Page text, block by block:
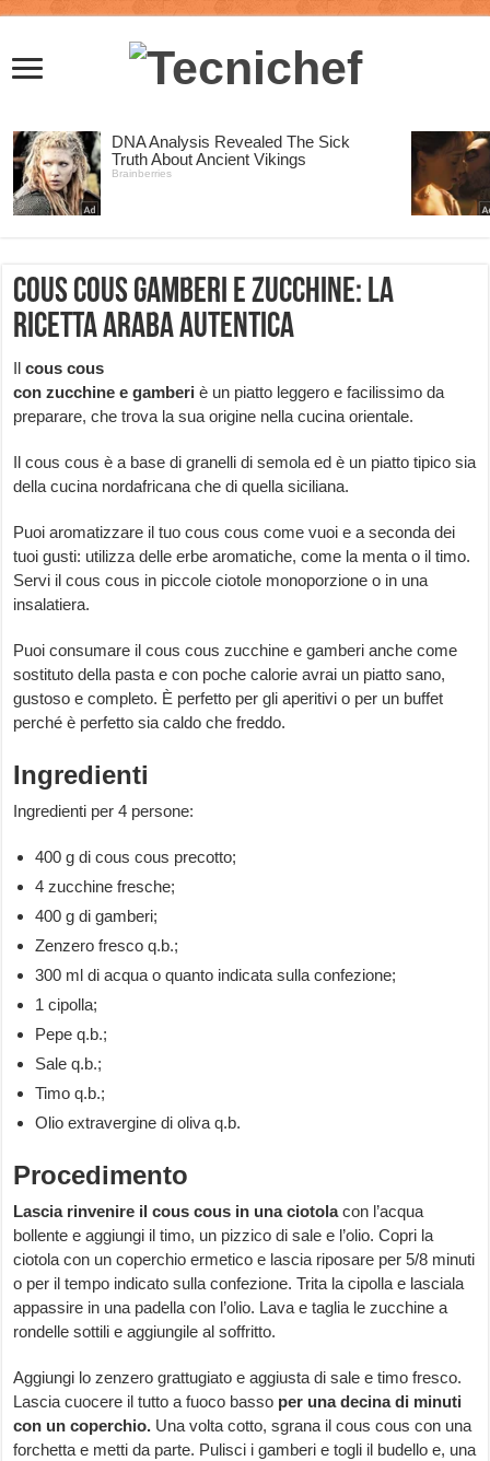
Cous Cous gamberi e zucchine: la
ricetta araba autentica
Ilcous cous
con zucchine e gamberi è un piatto leggero e facilissimo da
preparare, che trova la sua origine nella cucina orientale.
Il cous cous è a base di granelli di semola ed è un piatto tipico sia
della cucina nordafricana che di quella siciliana.
Puoi aromatizzare il tuo cous cous come vuoi e a seconda dei
tuoi gusti: utilizza delle erbe aromatiche, come la menta o il timo.
Servi il cous cous in piccole ciotole monoporzione o in una
insalatiera.
Puoi consumare il cous cous zucchine e gamberi anche come
sostituto della pasta e con poche calorie avrai un piatto sano,
gustoso e completo. È perfetto per gli aperitivi o per un buffet
perché è perfetto sia caldo che freddo.
Ingredienti
Ingredienti per 4 persone:
400 g di cous cous precotto;
4 zucchine fresche;
400 g di gamberi;
Zenzero fresco q.b.;
300 ml di acqua o quanto indicata sulla confezione;
1 cipolla;
Pepe q.b.;
Sale q.b.;
Timo q.b.;
Olio extravergine di oliva q.b.
Procedimento
Lascia rinvenire il cous cous in una ciotolacon l’acqua
bollente e aggiungi il timo, un pizzico di sale e l’olio. Copri la
ciotola con un coperchio ermetico e lascia riposare per 5/8 minuti
o per il tempo indicato sulla confezione. Trita la cipolla e lasciala
appassire in una padella con l’olio. Lava e taglia le zucchine a
rondelle sottili e aggiungile al soffritto.
Aggiungi lo zenzero grattugiato e aggiusta di sale e timo fresco.
Lascia cuocere il tutto a fuoco basso per una decina di minuti
con un coperchio. Una volta cotto, sgrana il cous cous con una
forchetta e metti da parte. Pulisci i gamberi e togli il budello e, una